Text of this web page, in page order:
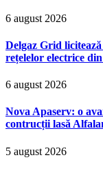
6 august 2026
Delgaz Grid
rețelelor electrice
6 august 2026
Nova Apaserv: o
contrucții lasă
5 august 2026